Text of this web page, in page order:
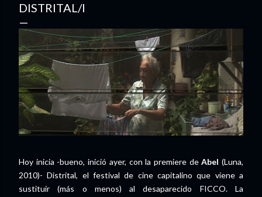
DISTRITAL/I
Hoy inicia -bueno, inició ayer, con la premiere deAbel (Luna,
2010)- Distrital, el festival de cine capitalino que viene a
sustituir (más o menos) al desaparecido FICCO. La